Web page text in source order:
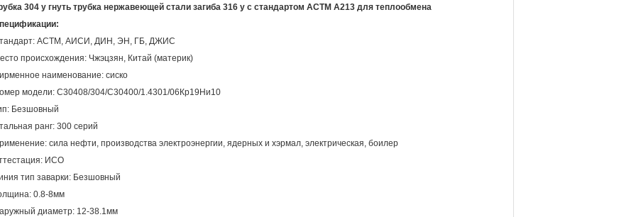
304 у гнуть трубка нержавеющей стали загиба 316 у с стандартом АСТМ А213 для теплообмена
АСТМ, АИСИ, ДИН, ЭН, ГБ, ДЖИС
происхождения: Чжэцзян, Китай (материк)
наименование: сиско
модели: С30408/304/С30400/1.4301/06Кр19Ни10
Безшовный
ранг: 300 серий
сила нефти, производства электроэнергии, ядерных и хэрмал, электрическая, боилер
ИСО
тип заварки: Безшовный
0.8-8мм
диаметр: 12-38.1мм